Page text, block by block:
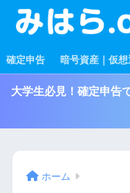
確定申告 暗号資産｜仮
大学生必見！確定申告
ホーム